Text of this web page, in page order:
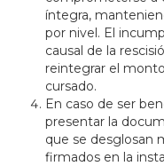
íntegra,
por nivel. El
causal de la
reintegrar el
cursado.
En caso de ser
presentar la
que se desglosan
firmados en la